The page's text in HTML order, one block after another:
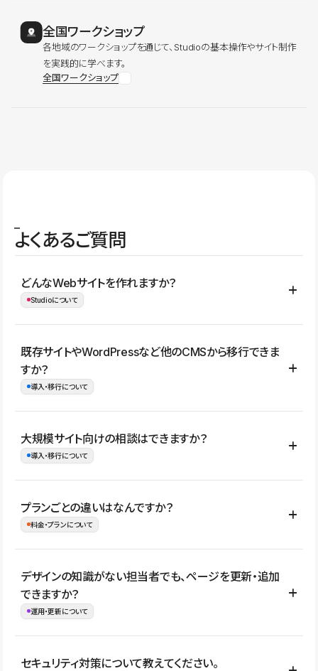
全国ワークショップ
各地域のワークショップを通じて、Studioの基本操作やサイト制作
を実践的に学べます。
全国ワークショップ
よくあるご質問
どんなWebサイトを作れますか？
Studioについて
コーポレートサイト、サービスサイト、LP、採用サイト、ブロ
グ・メディア、イベントサイト、店舗・商品紹介サイト、ポートフ
ォリオなど幅広く制作できます。
既存サイトやWordPressなど他のCMSから移行できま
すか？
導入・移行について
はい。既存サイトの構成やコンテンツ、URLを整理したうえで、
Studio上に再構築する形で移行できます。 WordPressの場合は、
イト全体のデザインや設定がそのまま移行されるわけではないた
め、移行後にページ構成やデザイン、CMS設計、URL・リダイレク
大規模サイト向けの相談はできますか？
導入・移行について
はい。アクセス規模が大きいサイトや、複数部門での運用、権限管
理、セキュリティ確認、既存システムとの連携など、個別の要件が
ない段階でも、お問い合わせください。
お問合せはこちら
プランごとの違いはなんですか？
料金・プランについて
公開ページ数、バージョン履歴の期間、CMS利用数の上限、権限
管理の有無などがプランごとに異なります。詳しくは料金プランペ
ージをご覧ください。
デザインの知識がない担当者でも、ページを更新・追加
できますか？
運用・更新について
はい。CMSやコンポーネントを活用して更新範囲を設計しておく
セキュリティ対策について教えてください。